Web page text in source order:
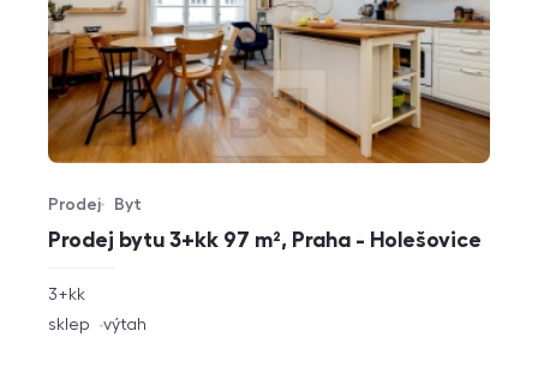
Prodej bytu 3+kk 97 m², Praha - Holešovice
Typ nabídky
Prodej
Typ nemovitosti
Byt
rozměry
dispozice
3+kk
funkce
sklep výtah